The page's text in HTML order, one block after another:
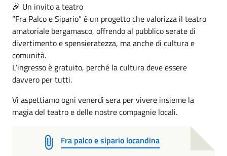
🎉 Un invito a teatro
“Fra Palco e Sipario” è un progetto che valorizza il teatro
amatoriale bergamasco, offrendo al pubblico serate di
divertimento e spensieratezza, ma anche di cultura e
comunità.
L’ingresso è gratuito, perché la cultura deve essere
davvero per tutti.
Vi aspettiamo ogni venerdì sera per vivere insieme la
magia del teatro e delle nostre compagnie locali.
Fra palco e sipario locandina